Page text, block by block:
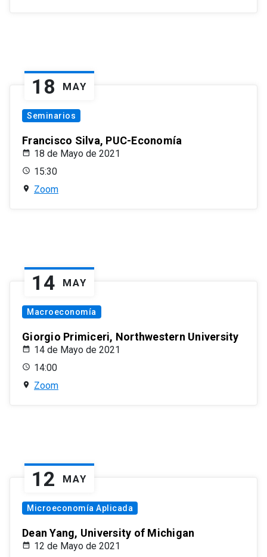
18 MAY
Seminarios
Francisco Silva, PUC-Economía
18 de Mayo de 2021
15:30
Zoom
14 MAY
Macroeconomía
Giorgio Primiceri, Northwestern University
14 de Mayo de 2021
14:00
Zoom
12 MAY
Microeconomía Aplicada
Dean Yang, University of Michigan
12 de Mayo de 2021